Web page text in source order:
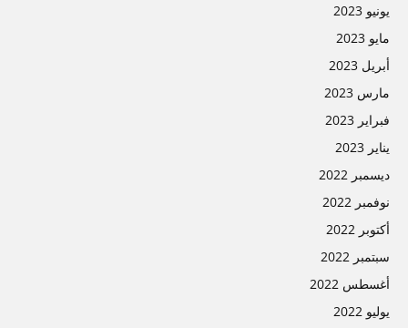
يونيو 2023
مايو 2023
أبريل 2023
مارس 2023
فبراير 2023
يناير 2023
ديسمبر 2022
نوفمبر 2022
أكتوبر 2022
سبتمبر 2022
أغسطس 2022
يوليو 2022